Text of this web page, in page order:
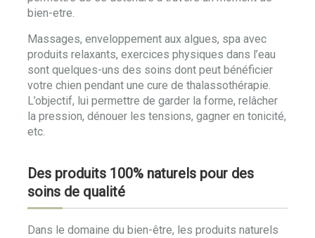
bien-etre.
Massages, enveloppement aux algues, spa avec
produits relaxants, exercices physiques dans l’eau
sont quelques-uns des soins dont peut bénéficier
votre chien pendant une cure de thalassothérapie.
L’objectif, lui permettre de garder la forme, relâcher
la pression, dénouer les tensions, gagner en tonicité,
etc.
Des produits 100% naturels pour des
soins de qualité
Dans le domaine du bien-être, les produits naturels